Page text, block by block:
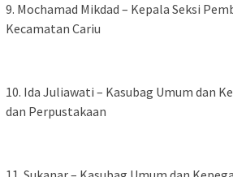
‎9. Mochamad Mikdad – Kepala Seksi
Kecamatan Cariu
‎10. Ida Juliawati – Kasubag Umum dan
dan Perpustakaan